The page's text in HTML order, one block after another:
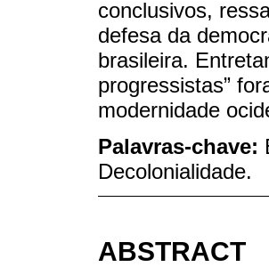
conclusivos,
defesa da
brasileira.
progressistas”
modernidade
Palavras-chave:
Decolonialidade.
ABSTRACT